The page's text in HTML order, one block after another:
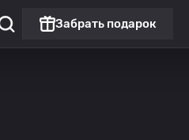
Забрать подарок